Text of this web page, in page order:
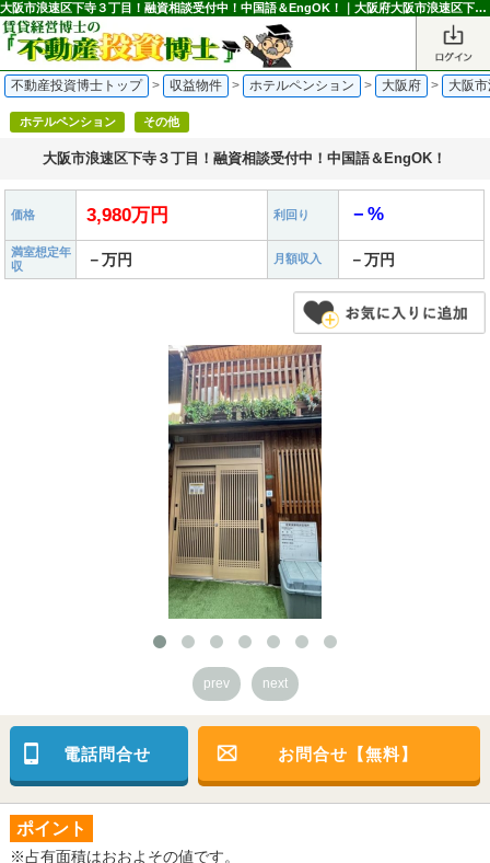
大阪市浪速区下寺３丁目！融資相談受付中！中国語＆EngOK！｜大阪府大阪市浪速区下寺3丁目のホテルペンション 3,980万円 恵美須町駅｜不動産投資博士
不動産投資博士トップ > 収益物件 > ホテルペンション > 大阪府 > 大阪
ホテルペンション その他
大阪市浪速区下寺３丁目！融資相談受付中！中国語＆EngOK！
価格 3,980万円 利回り －%
満室想定年
収
－万円 月額収入 －万円
prev next
電話問合せ お問合せ【無料】
ポイント
※占有面積はおおよその値です。